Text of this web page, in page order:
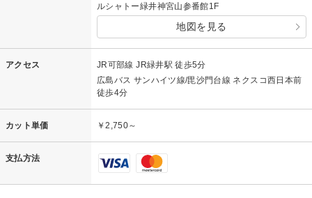
ルシャトー緑井神宮山参番館1F
地図を見る
アクセス
JR可部線 JR緑井駅 徒歩5分
広島バス サンハイツ線/毘沙門台線 ネクスコ西日本前
徒歩4分
カット単価 ￥2,750～
支払方法